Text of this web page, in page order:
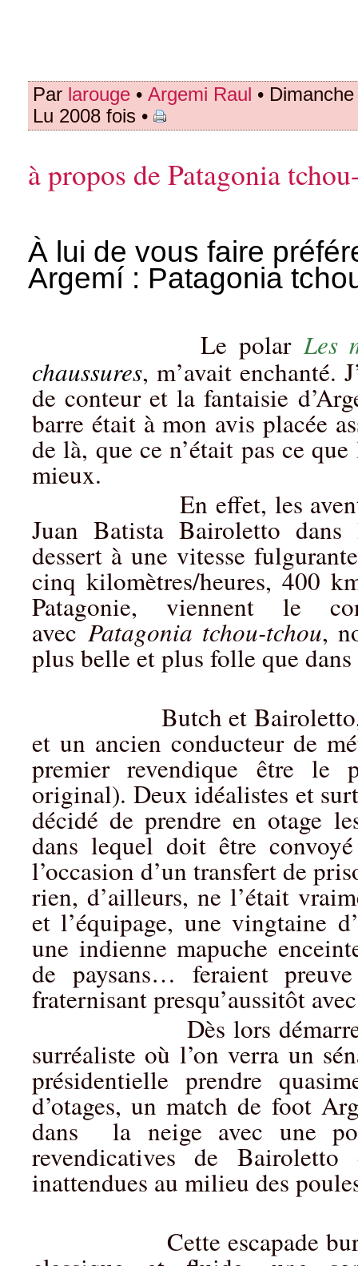
Par larouge • Argemi Raul •
Lu 2008 fois •
à propos de Patagonia
À lui de vous faire
Argemí : Patagonia
Le polarLes
chaussures, m’avait enchanté.
de conteur et la fantaisie
barre était à mon avis placée
de là, que ce n’était pas ce
mieux.
En effet, les aventures
Juan Batista Bairoletto
dessert à une vitesse
cinq kilomètres/heures, 400
Patagonie, viennent le
avecPatagonia tchou-tchou,
plus belle et plus folle que
Butch et Bairoletto,
et un ancien conducteur de
premier revendique être le
original). Deux idéalistes et
décidé de prendre en otage
dans lequel doit être
l’occasion d’un transfert de
rien, d’ailleurs, ne l’était
et l’équipage, une vingtaine
une indienne mapuche
de paysans… feraient
fraternisant presqu’aussitôt
Dès lors démarre une
surréaliste où l’on verra un
présidentielle prendre
d’otages, un match de foot
dans la neige avec une
revendicatives de Bairoletto
inattendues au milieu des
Cette escapade